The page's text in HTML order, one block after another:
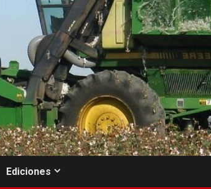
Ediciones